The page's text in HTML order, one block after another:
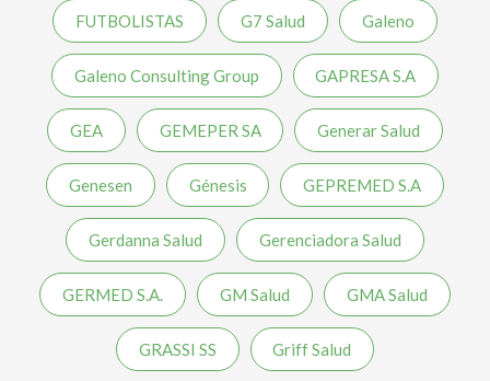
FUTBOLISTAS G7 Salud Galeno
Galeno Consulting Group GAPRESA S.A
GEA GEMEPER SA Generar Salud
Genesen Génesis GEPREMED S.A
Gerdanna Salud Gerenciadora Salud
GERMED S.A. GM Salud GMA Salud
GRASSI SS Griff Salud